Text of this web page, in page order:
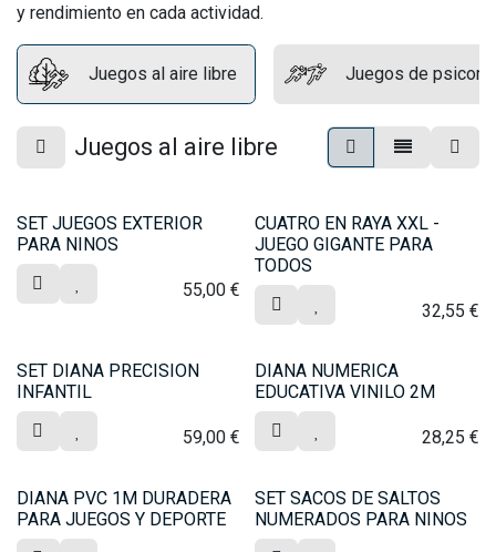
y rendimiento en cada actividad.
Juegos al aire libre Juegos de
Juegos al aire libre
SET JUEGOS EXTERIOR
PARA NINOS
55,00 €
CUATRO EN RAYA XXL -
JUEGO GIGANTE PARA
TODOS
32,55 €
SET DIANA PRECISION
INFANTIL
59,00 €
DIANA NUMERICA
EDUCATIVA VINILO 2M
28,25 €
DIANA PVC 1M DURADERA
PARA JUEGOS Y DEPORTE
SET SACOS DE SALTOS
NUMERADOS PARA NINOS